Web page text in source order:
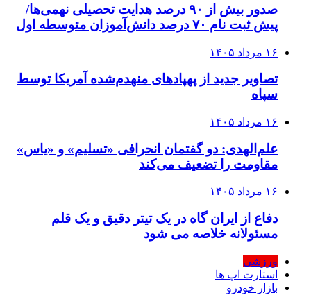
صدور بیش از ۹۰ درصد هدایت تحصیلی نهمی‌ها/
پیش ثبت نام ۷۰ درصد دانش‌آموزان متوسطه اول
۱۶ مرداد ۱۴۰۵
تصاویر جدید از پهپادهای منهدم‌شده آمریکا توسط
سپاه
۱۶ مرداد ۱۴۰۵
علم‌الهدی: دو گفتمان انحرافی «تسلیم» و «یاس»
مقاومت را تضعیف می‌کند
۱۶ مرداد ۱۴۰۵
دفاع از ایران گاه در یک تیتر دقیق و یک قلم
مسئولانه خلاصه می شود
ورزشی
استارت اپ ها
بازار خودرو